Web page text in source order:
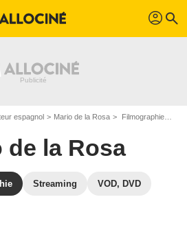
profil search
espagnol Mario de la Rosa Filmographie Mario de la Rosa
de la Rosa
Streaming VOD, DVD